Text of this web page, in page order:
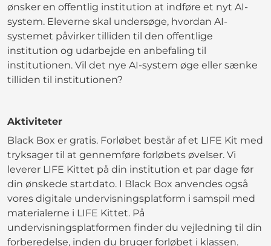
ønsker en offentlig institution at indføre et nyt AI-
system. Eleverne skal undersøge, hvordan AI-
systemet påvirker tilliden til den offentlige
institution og udarbejde en anbefaling til
institutionen. Vil det nye AI-system øge eller sænke
tilliden til institutionen?
Aktiviteter
Black Box er gratis. Forløbet består af et LIFE Kit med
tryksager til at gennemføre forløbets øvelser. Vi
leverer LIFE Kittet på din institution et par dage før
din ønskede startdato. I Black Box anvendes også
vores digitale undervisningsplatform i samspil med
materialerne i LIFE Kittet. På
undervisningsplatformen finder du vejledning til din
forberedelse, inden du bruger forløbet i klassen.